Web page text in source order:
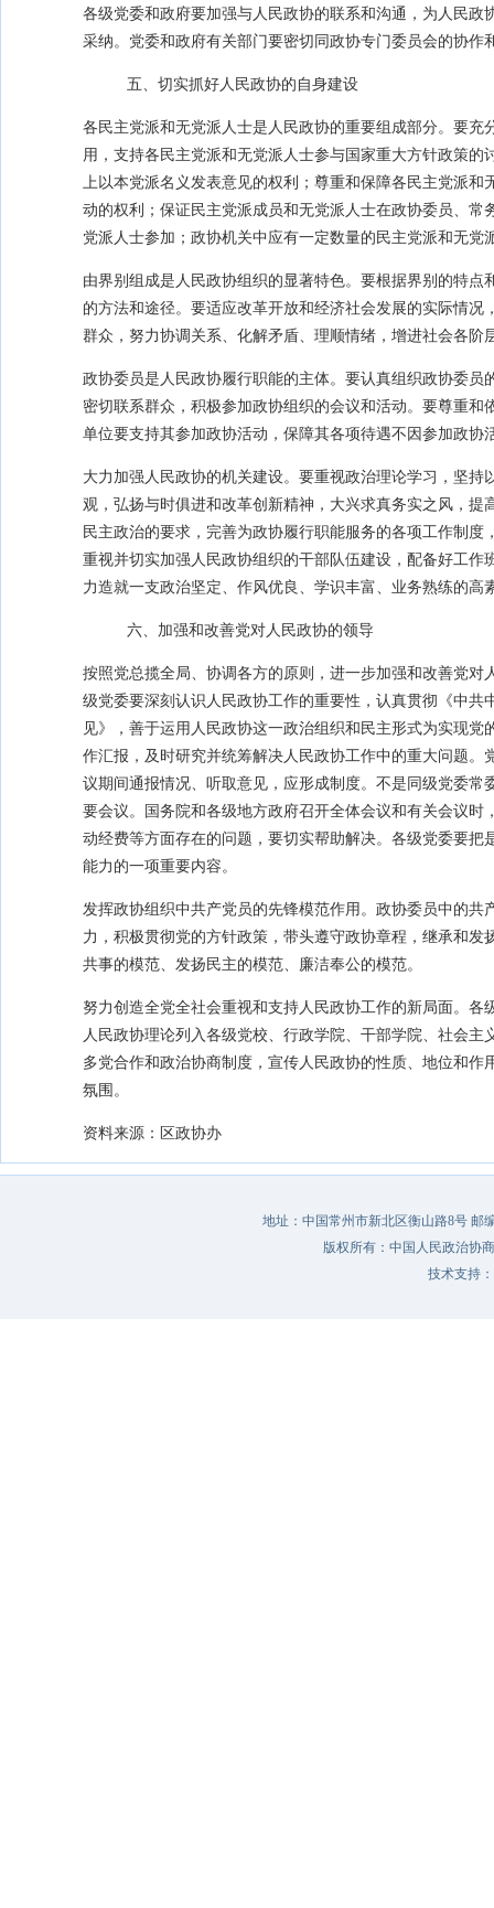
各级党委和政府要加强与人民政协的联系和沟通，为人民
采纳。党委和政府有关部门要密切同政协专门委员会的协
五、切实抓好人民政协的自身建设
各民主党派和无党派人士是人民政协的重要组成部分。要
用，支持各民主党派和无党派人士参与国家重大方针政策
上以本党派名义发表意见的权利；尊重和保障各民主党派
动的权利；保证民主党派成员和无党派人士在政协委员、
党派人士参加；政协机关中应有一定数量的民主党派和无
由界别组成是人民政协组织的显著特色。要根据界别的特
的方法和途径。要适应改革开放和经济社会发展的实际情
群众，努力协调关系、化解矛盾、理顺情绪，增进社会各阶
政协委员是人民政协履行职能的主体。要认真组织政协委
密切联系群众，积极参加政协组织的会议和活动。要尊重
单位要支持其参加政协活动，保障其各项待遇不因参加政协
大力加强人民政协的机关建设。要重视政治理论学习，坚
观，弘扬与时俱进和改革创新精神，大兴求真务实之风，
民主政治的要求，完善为政协履行职能服务的各项工作制
重视并切实加强人民政协组织的干部队伍建设，配备好工
力造就一支政治坚定、作风优良、学识丰富、业务熟练的高
六、加强和改善党对人民政协的领导
按照党总揽全局、协调各方的原则，进一步加强和改善党
级党委要深刻认识人民政协工作的重要性，认真贯彻《中
见》，善于运用人民政协这一政治组织和民主形式为实现
作汇报，及时研究并统筹解决人民政协工作中的重大问题
议期间通报情况、听取意见，应形成制度。不是同级党委
要会议。国务院和各级地方政府召开全体会议和有关会议
动经费等方面存在的问题，要切实帮助解决。各级党委要
能力的一项重要内容。
发挥政协组织中共产党员的先锋模范作用。政协委员中的
力，积极贯彻党的方针政策，带头遵守政协章程，继承和
共事的模范、发扬民主的模范、廉洁奉公的模范。
努力创造全党全社会重视和支持人民政协工作的新局面。
人民政协理论列入各级党校、行政学院、干部学院、社会
多党合作和政治协商制度，宣传人民政协的性质、地位和
氛围。
资料来源：区政协办
地址：中国常州市新北区衡山路8号 邮
版权所有：中国人民政治协
技术支持：